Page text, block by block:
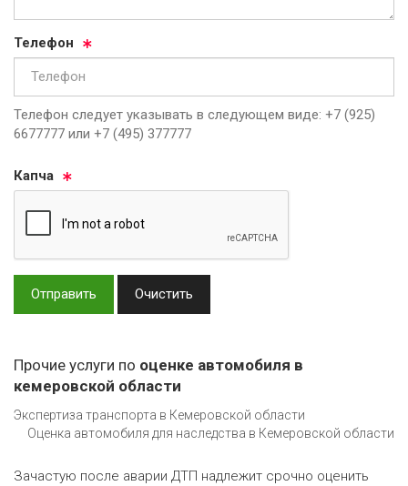
Те­ле­фон
Телефон следует указывать в следующем виде: +7 (925)
6677777 или +7 (495) 377777
Кап­ча
Отправить Очистить
Прочие услуги по оценке автомобиля в
кемеровской области
Экспертиза транспорта в Кемеровской области
Оценка автомобиля для наследства в Кемеровской области
Зачастую после аварии ДТП надлежит срочно оценить